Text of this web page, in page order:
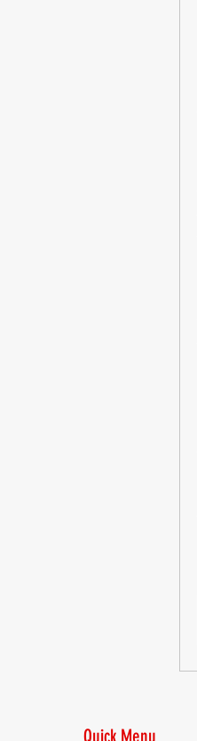
Quick Menu